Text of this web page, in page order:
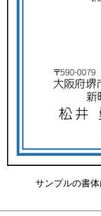
サンプルの書体